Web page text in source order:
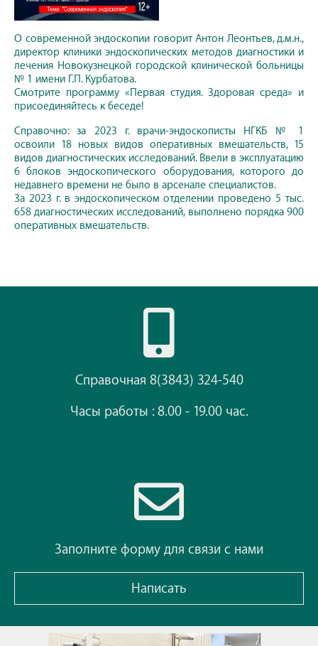
О современной эндоскопии говорит Антон Леонтьев, д.м.н.,
директор клиники эндоскопических методов диагностики и
лечения Новокузнецкой городской клинической больницы
№ 1 имени Г.П. Курбатова.
Смотрите программу «Первая студия. Здоровая среда» и
присоединяйтесь к беседе!
Справочно: за 2023 г. врачи-эндоскописты НГКБ № 1
освоили 18 новых видов оперативных вмешательств, 15
видов диагностических исследований. Ввели в эксплуатацию
6 блоков эндоскопического оборудования, которого до
недавнего времени не было в арсенале специалистов.
За 2023 г. в эндоскопическом отделении проведено 5 тыс.
658 диагностических исследований, выполнено порядка 900
оперативных вмешательств.
Справочная 8(3843) 324-540
Часы работы : 8.00 - 19.00 час.
Заполните форму для связи с нами
Написать